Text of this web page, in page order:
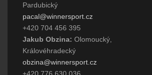
Pardubický
pacal@winnersport.cz
+420 704 456 395
Jakub Obzina: Olomoucký,
Královéhradecký
obzina@winnersport.cz
+420 776 630 036